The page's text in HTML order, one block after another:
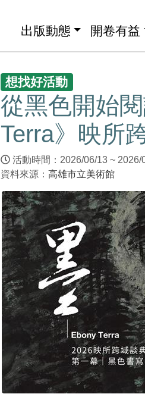
出版動態 開卷有益
想找好活動
從黑色開始
Terra》映所
活動時間：2026/06/13 ~
資料來源： 高雄市立美術館